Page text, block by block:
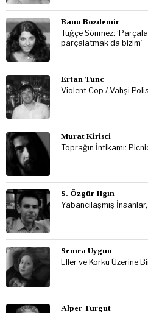
Banu Bozdemir
Tuğçe Sönmez:
parçalatmak da bizim’
Ertan Tunc
Violent Cop / Vahşi
Murat Kirisci
Toprağın İntikamı:
S. Özgür Ilgın
Yabancılaşmış
Semra Uygun
Eller ve Korku Üzerine
Alper Turgut